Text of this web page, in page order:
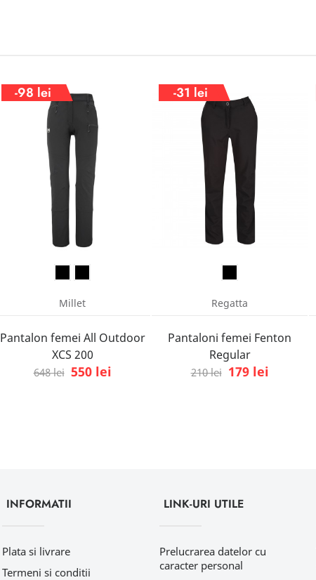
-98 lei
Millet
Pantalon femei All Outdoor
XCS 200
648 lei 550 lei
-31 lei
Regatta
Pantaloni femei Fenton
Regular
210 lei 179 lei
INFORMATII
Plata si livrare
Termeni si conditii
LINK-URI UTILE
Prelucrarea datelor cu
caracter personal